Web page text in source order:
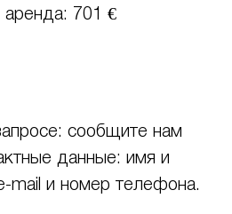
аренда: 701 €
сообщите нам
данные: имя и
и номер телефона.